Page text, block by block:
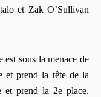
et Zak O’Sullivan
sous la menace de
et prend la tête de la
et prend la 2e place.